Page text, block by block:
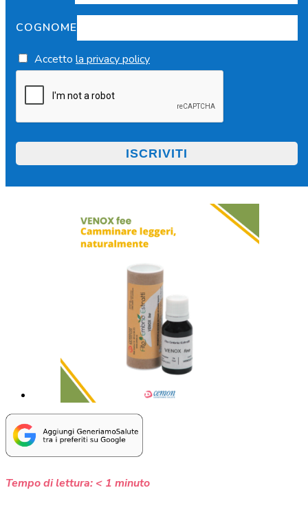
COGNOME
Accetto la privacy policy
Tempo di lettura: < 1 minuto